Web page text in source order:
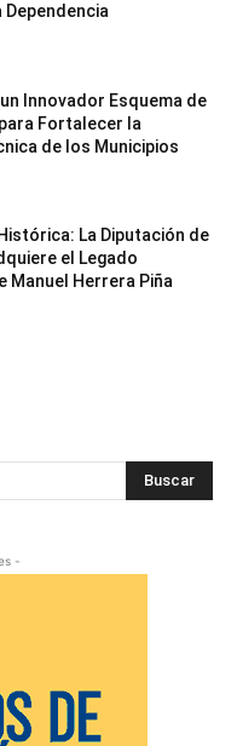
Innovador Esquema de
Fortalecer la
de los Municipios
La Diputación de
el Legado
Manuel Herrera Piña
Buscar
-